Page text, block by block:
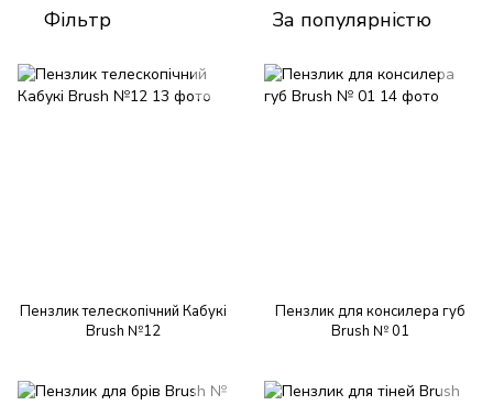
Фільтр За популярністю
Пензлик телескопічний Кабукі
Brush №12
Пензлик для консилера губ
Brush № 01